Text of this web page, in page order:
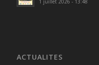
1 juillet 2026 - 13:48
ACTUALITES